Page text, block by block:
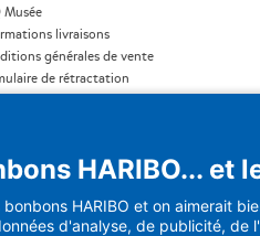
Musée
livraisons
générales de vente
de rétractation
générales de vente (Abonnement)
HARIBO... et
HARIBO et on aimerait
d'analyse, de publicité,